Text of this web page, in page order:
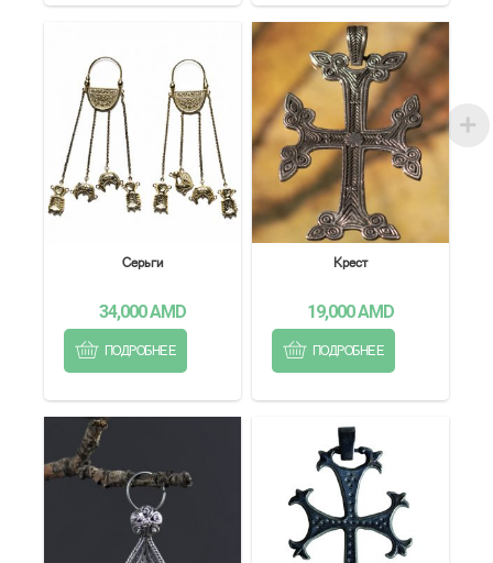
Серьги
34,000AMD
ПОДРОБНЕЕ
Крест
19,000AMD
ПОДРОБНЕЕ